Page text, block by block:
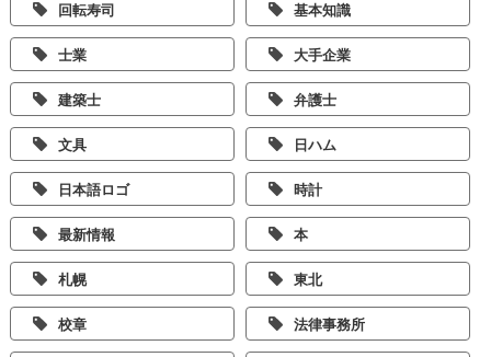
回転寿司 基本知識
士業 大手企業
建築士 弁護士
文具 日ハム
日本語ロゴ 時計
最新情報 本
札幌 東北
校章 法律事務所